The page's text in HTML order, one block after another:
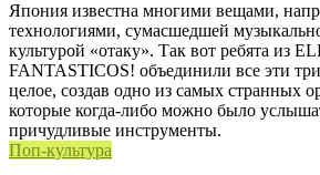
Япония известна многими вещами,
технологиями, сумасшедшей
культурой «отаку». Так вот ребята из
FANTASTICOS! объединили все эти
целое, создав одно из самых странных
которые когда-либо можно было
причудливые инструменты.
Поп-культура